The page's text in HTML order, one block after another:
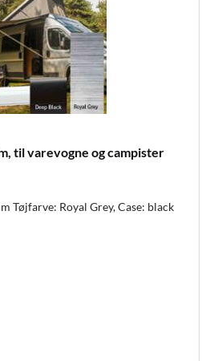
til varevogne og campister
Tøjfarve: Royal Grey, Case: black